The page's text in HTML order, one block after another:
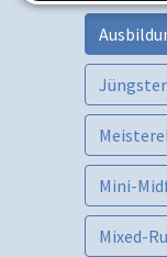
Mini-
Mixed-